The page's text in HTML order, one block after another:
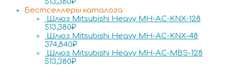
513,380₽
Бестселлеры каталога
Шлюз Mitsubishi Heavy MH-AC-KNX-128
513,380₽
Шлюз Mitsubishi Heavy MH-AC-KNX-48
374,840₽
Шлюз Mitsubishi Heavy MH-AC-MBS-128
513,380₽